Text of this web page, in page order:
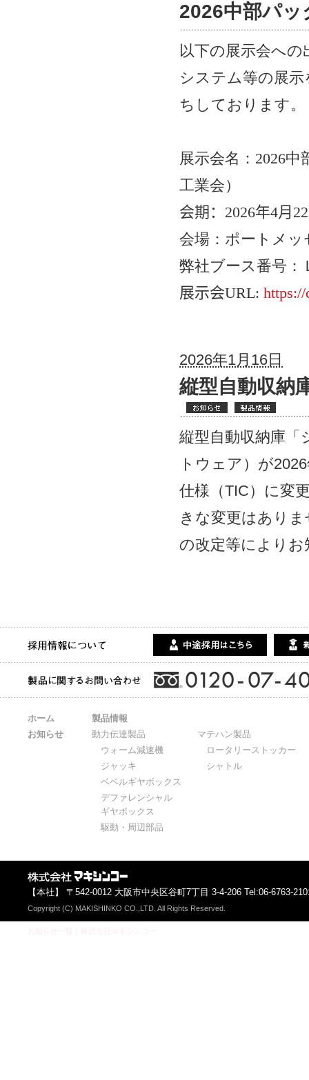
2026中部パ
以下の展示会へ
システム等の展
ちしております。
展示会名： 2026中
工業会）
会期： 2026年4月 22
会場：ポートメ
弊社ブース番号：
展示会URL:
2026年1月16日
縦型自動収納
縦型自動収納庫
トウェア）が2026
仕様（TIC）に変
きな変更はあり
の改定等により
ホーム
お知らせ
製品情報
動力伝達製品
ウォーム減速機
ジャッキ
ベベルギヤボックス
デファレンシャル
ギヤボックス
駆動・周辺部品
マテハン製品
ロータリーストッカー
シャトル
【本社】 〒542-0012 大阪市中央区谷町7丁目 3-4-206 Tel:06-6763-
Copyright (C) MAKISHINKO CO.,LTD. All Rights Reserved.